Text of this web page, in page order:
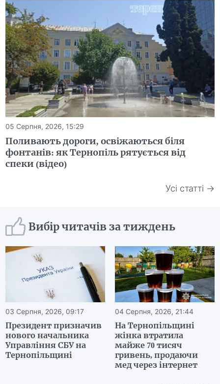
05 Серпня, 2026, 15:29
Поливають дороги, освіжаються біля
фонтанів: як Тернопіль рятується від
спеки (відео)
Усі статті →
Вибір читачів за тиждень
03 Серпня, 2026, 09:17
Президент призначив
нового начальника
Управління СБУ на
Тернопільщині
04 Серпня, 2026, 21:44
На Тернопільщині
жінка втратила
майже 70 тисяч
гривень, продаючи
мед через інтернет